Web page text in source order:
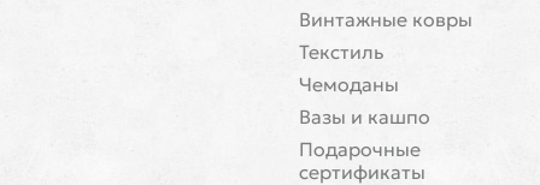
Винтажные ковры
Текстиль
Чемоданы
Вазы и кашпо
Подарочные
сертификаты